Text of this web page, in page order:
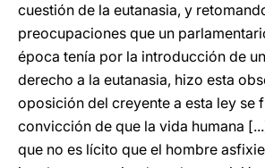
cuestión de la eutanasia, y
preocupaciones que un
época tenía por la introducción de
derecho a la eutanasia, hizo esta
oposición del creyente a esta ley se
convicción de que la vida humana
que no es lícito que el hombre